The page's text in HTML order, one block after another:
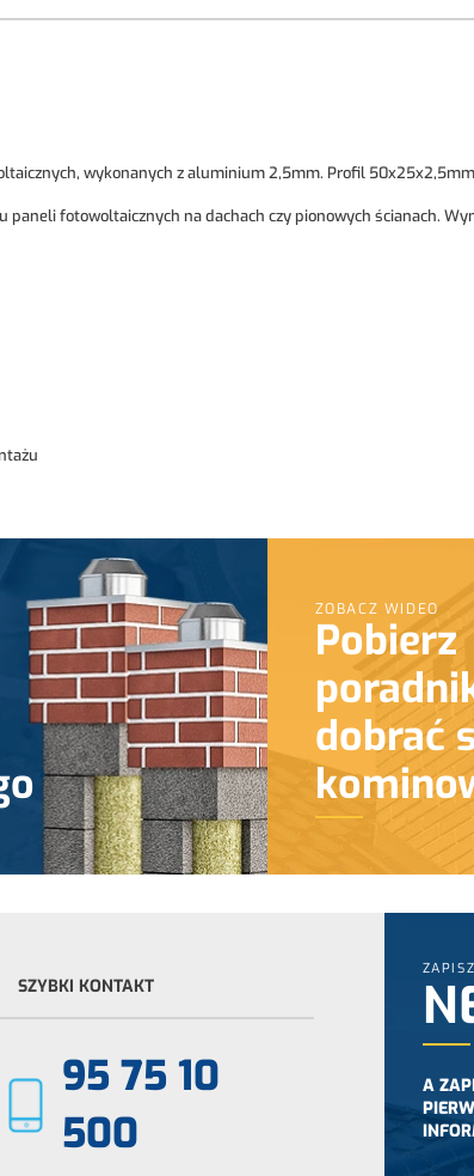
wykonanych z aluminium 2,5mm. Profil 50x25x2,5mm
fotowoltaicznych na dachach czy pionowych ścianach.
ZOBACZ WIDEO
Pobierz
dobrać
SZYBKI KONTAKT
95 75 10
500
A